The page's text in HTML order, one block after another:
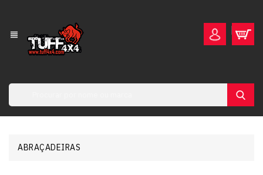
view_headline
ABRAÇADEIRAS